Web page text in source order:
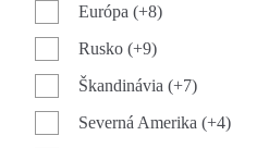
Európa (+8)
Rusko (+9)
Škandinávia (+7)
Severná Amerika (+4)